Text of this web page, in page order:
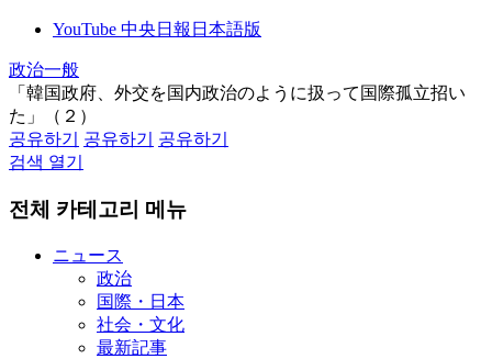
YouTube 中央日報日本語版
政治一般
「韓国政府、外交を国内政治のように扱って国際孤立招い
た」（２）
공유하기
공유하기
공유하기
검색 열기
전체 카테고리 메뉴
ニュース
政治
国際・日本
社会・文化
最新記事